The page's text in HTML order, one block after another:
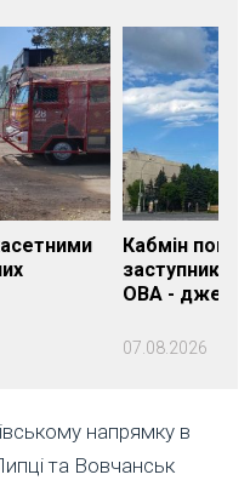
Кабмін
заступника
ОВА -
07.08.2026
напрямку в
та Вовчанськ